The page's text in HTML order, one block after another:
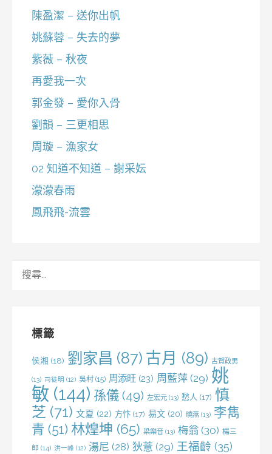
陳盈潔 – 送你出帆
姚蘇蓉 – 失去的夢
紫薇 – 秋夜
再愛我一次
郭金發 – 愛你入骨
劉韻 – 三更相思
周璇 – 漁家女
02 知道不知道 – 謝采妘
濛濛春雨
鳳飛飛-流雲
標籤
侯湘 (18) 劉家昌 (87) 古月 (89) 古賀政男
(13) 司徒明 (12) 吳村 (15) 周添旺 (23) 周藍萍 (29) 姚
敏 (144) 孫儀 (49) 左宏元 (13) 愁人 (17) 慎
芝 (71) 文夏 (22) 方忭 (17) 易文 (20) 曉燕 (13) 李雋
青 (51) 林煌坤 (65) 梁樂音 (13) 梅翁 (30) 楊三
郎 (14) 洪一峰 (12) 湯尼 (28) 狄薏 (29) 王福齡 (35)